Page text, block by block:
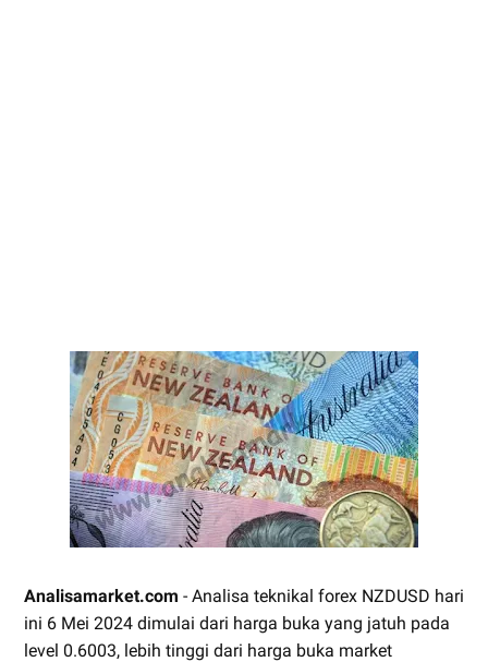
Analisamarket.com - Analisa teknikal forex NZDUSD hari
ini 6 Mei 2024 dimulai dari harga buka yang jatuh pada
level 0.6003, lebih tinggi dari harga buka market